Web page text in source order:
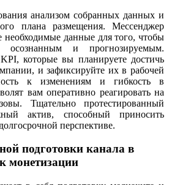
анализом собранных данных и
плана размещения. Мессенджер
необходимые данные для того, чтобы
и прогнозируемым.
которые вы планируете достичь
и зафиксируйте их в рабочей
к изменениям и гибкость в
вам оперативно реагировать на
Тщательно протестированный
актив, способный приносить
перспективе.
подготовки канала в
монетизации